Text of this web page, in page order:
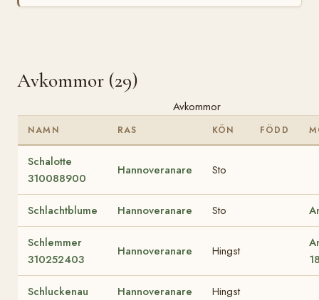
Avkommor (29)
Avkommor
NAMN RAS KÖN FÖDD
Schalotte
310088900
Hannoveranare Sto
Schlachtblume Hannoveranare Sto
Schlemmer
310252403
Hannoveranare Hingst
Schluckenau Hannoveranare Hingst